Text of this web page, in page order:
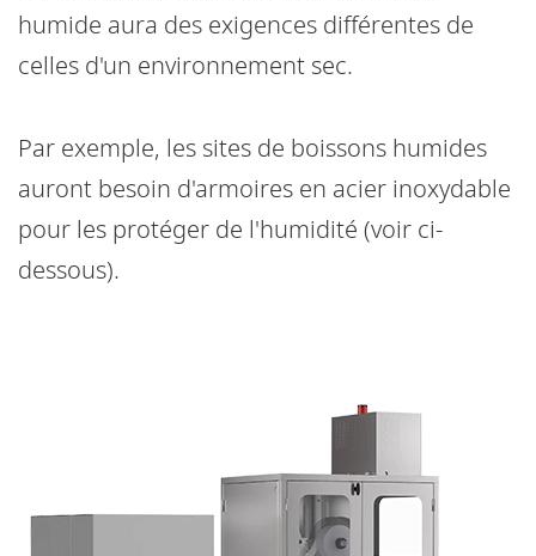
humide aura des exigences différentes de
celles d'un environnement sec.
Par exemple, les sites de boissons humides
auront besoin d'armoires en acier inoxydable
pour les protéger de l'humidité (voir ci-
dessous).